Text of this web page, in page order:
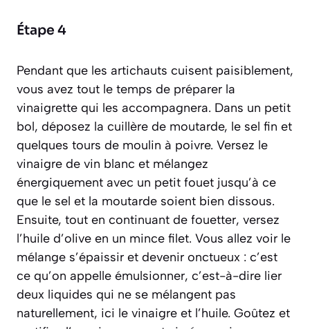
Étape 4
Pendant que les artichauts cuisent paisiblement,
vous avez tout le temps de préparer la
vinaigrette qui les accompagnera. Dans un petit
bol, déposez la cuillère de moutarde, le sel fin et
quelques tours de moulin à poivre. Versez le
vinaigre de vin blanc et mélangez
énergiquement avec un petit fouet jusqu’à ce
que le sel et la moutarde soient bien dissous.
Ensuite, tout en continuant de fouetter, versez
l’huile d’olive en un mince filet. Vous allez voir le
mélange s’épaissir et devenir onctueux : c’est
ce qu’on appelle émulsionner, c’est-à-dire lier
deux liquides qui ne se mélangent pas
naturellement, ici le vinaigre et l’huile. Goûtez et